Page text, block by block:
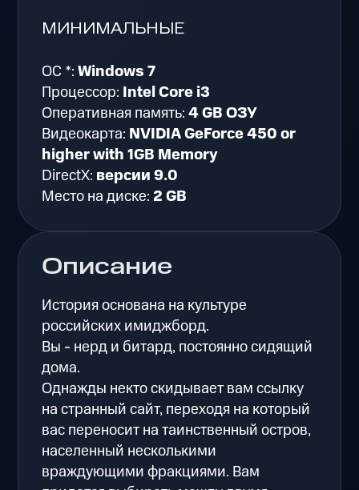
Описание
История основана на культуре
российских имиджборд.
Вы - нерд и битард, постоянно сидящий
дома.
Однажды некто скидывает вам ссылку
на странный сайт, переходя на который
вас переносит на таинственный остров,
населенный несколькими
враждующими фракциями. Вам
МИНИМАЛЬНЫЕ
ОС *:Windows 7
Процессор: Intel Core i3
Оперативная память:4 GB ОЗУ
Видеокарта: NVIDIA GeForce 450 or
higher with 1GB Memory
DirectX: версии 9.0
Место на диске: 2 GB